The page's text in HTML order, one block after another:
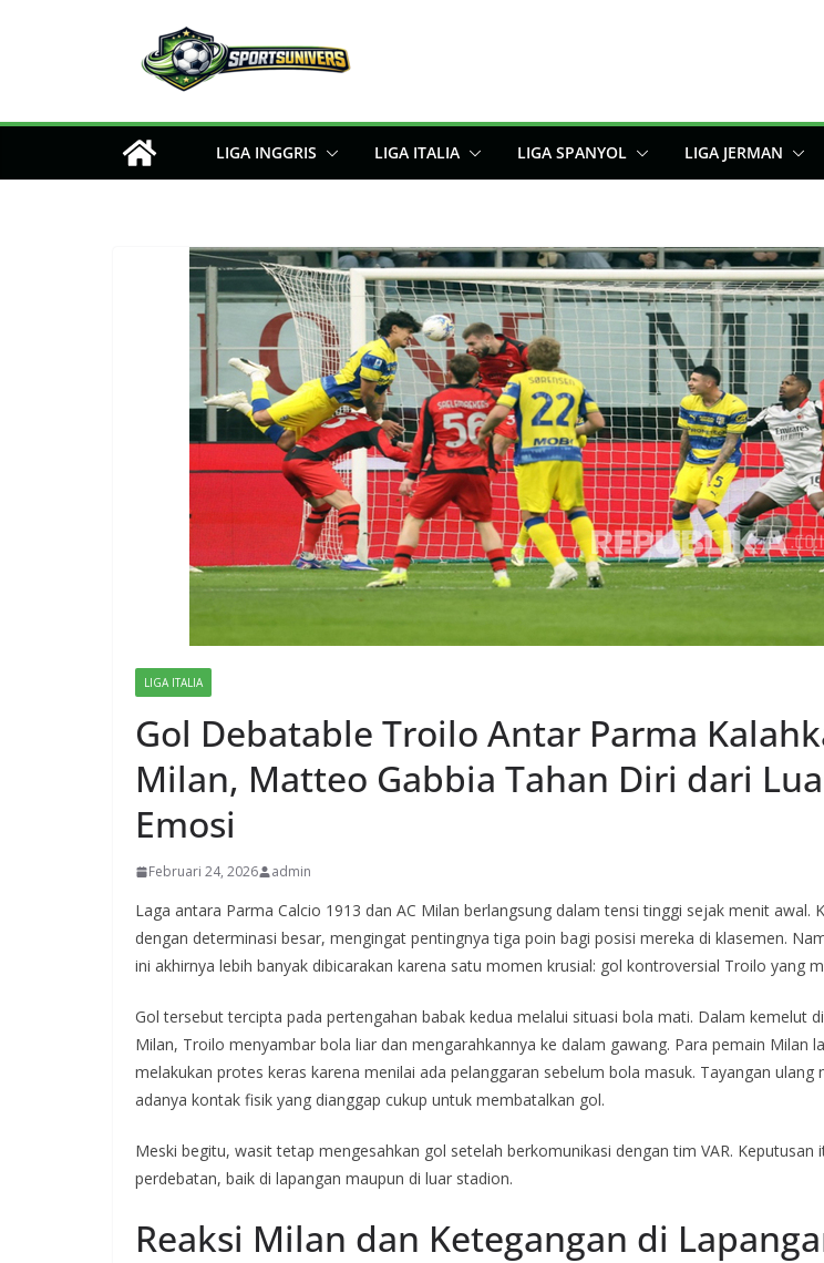
LIGA INGGRIS LIGA ITALIA LIGA SPANYOL LIGA JERMAN
LIGA ITALIA
Gol Debatable Troilo Antar Parma
Milan, Matteo Gabbia Tahan Diri dari
Emosi
Februari 24, 2026 admin
Laga antara Parma Calcio 1913 dan AC Milan berlangsung dalam tensi tinggi sejak menit awal.
dengan determinasi besar, mengingat pentingnya tiga poin bagi posisi mereka di klasemen.
ini akhirnya lebih banyak dibicarakan karena satu momen krusial: gol kontroversial Troilo yang
Gol tersebut tercipta pada pertengahan babak kedua melalui situasi bola mati. Dalam kemelut
Milan, Troilo menyambar bola liar dan mengarahkannya ke dalam gawang. Para pemain Milan
melakukan protes keras karena menilai ada pelanggaran sebelum bola masuk. Tayangan ulang
adanya kontak fisik yang dianggap cukup untuk membatalkan gol.
Meski begitu, wasit tetap mengesahkan gol setelah berkomunikasi dengan tim VAR. Keputusan
perdebatan, baik di lapangan maupun di luar stadion.
Reaksi Milan dan Ketegangan di